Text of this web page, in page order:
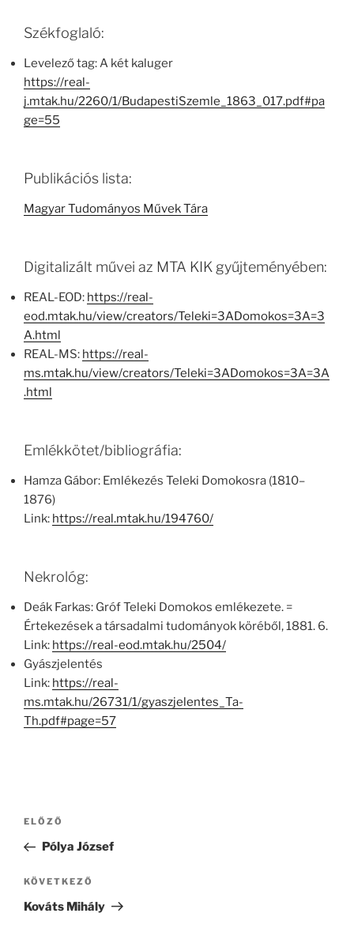
Székfoglaló:
Levelező tag: A két kaluger
https://real-
j.mtak.hu/2260/1/BudapestiSzemle_1863_017.pdf#pa
ge=55
Publikációs lista:
Magyar Tudományos Művek Tára
Digitalizált művei az MTA KIK gyűjteményében:
REAL-EOD: https://real-
eod.mtak.hu/view/creators/Teleki=3ADomokos=3A=3
A.html
REAL-MS: https://real-
ms.mtak.hu/view/creators/Teleki=3ADomokos=3A=3A
.html
Emlékkötet/bibliográfia:
Hamza Gábor: Emlékezés Teleki Domokosra (1810–
1876)
Link: https://real.mtak.hu/194760/
Nekrológ:
Deák Farkas: Gróf Teleki Domokos emlékezete. =
Értekezések a társadalmi tudományok köréből, 1881. 6.
Link: https://real-eod.mtak.hu/2504/
Gyászjelentés
Link: https://real-
ms.mtak.hu/26731/1/gyaszjelentes_Ta-
Th.pdf#page=57
Bejegyzés
Korábbi
bejegyzés
ELŐZŐ
Pólya József
Következő
bejegyzés
KÖVETKEZŐ
Kováts Mihály